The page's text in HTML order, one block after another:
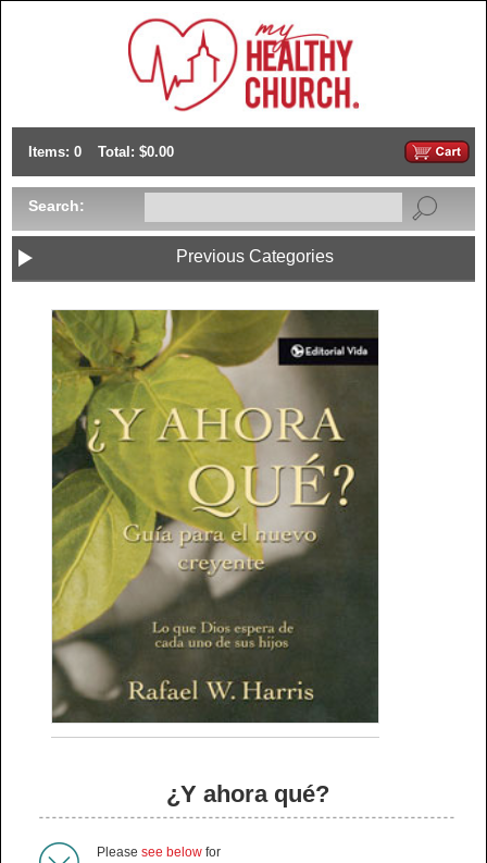
Items: 0 Total: $0.00
Search:
Previous Categories
¿Y ahora qué?
Please see below for